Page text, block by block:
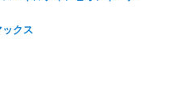
クス